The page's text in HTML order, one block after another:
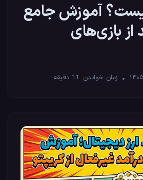
آموزش جامع
بازی‌های
زمان خواندن: 11 دقیقه